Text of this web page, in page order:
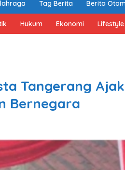
Tag Berita Berita
Hukum Ekonomi Lifestyle
Tangerang Ajak
Bernegara